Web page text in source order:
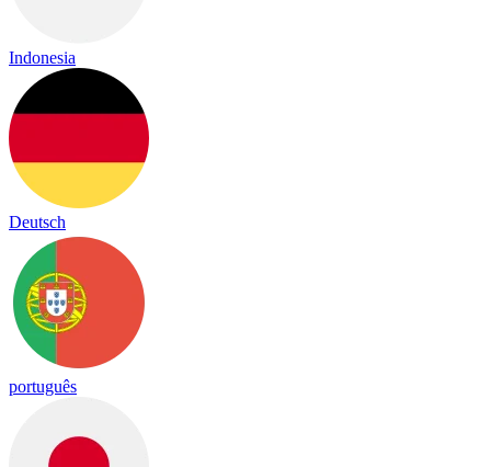
Indonesia
Deutsch
português